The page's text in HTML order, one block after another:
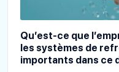
Qu’est-ce que
les systèmes de
importants dans ce